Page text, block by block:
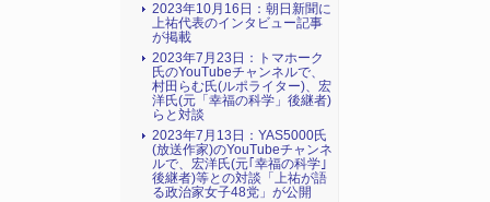
2023年10月16日：朝日新聞に
上祐代表のインタビュー記事
が掲載
2023年7月23日：トマホーク
氏のYouTubeチャンネルで、
村田らむ氏(ルポライター)、宏
洋氏(元「幸福の科学」後継者)
らと対談
2023年7月13日：YAS5000氏
(放送作家)のYouTubeチャンネ
ルで、宏洋氏(元｢幸福の科学｣
後継者)等との対談「上祐が語
る政治家女子48党」が公開